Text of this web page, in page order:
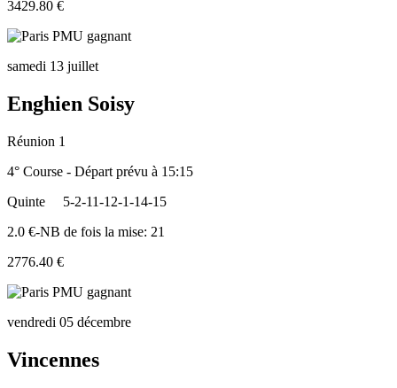
3429.80 €
samedi 13 juillet
Enghien Soisy
Réunion 1
4° Course - Départ prévu à 15:15
Quinte
5-2-11-12-1-14-15
2.0 €-NB de fois la mise: 21
2776.40 €
vendredi 05 décembre
Vincennes